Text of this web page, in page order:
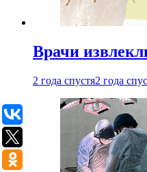
Врачи
2 года спустя2 года